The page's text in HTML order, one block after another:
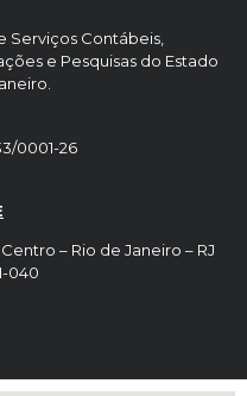
Serviços Contábeis,
e Pesquisas do Estado
0001-26
Centro – Rio de Janeiro – RJ
040